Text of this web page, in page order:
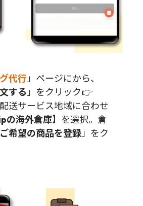
代行」ページにから、
する」をクリック👉
送サービス地域に合わせ
の海外倉庫】を選択。倉
ご希望の商品を登録」をク